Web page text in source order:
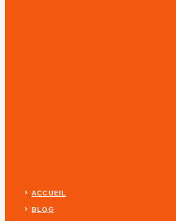
ACCUEIL
BLOG